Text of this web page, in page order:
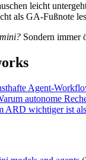
leicht
als GA-Fußnote
Sondern immer
Agent-
autonome
ARD wichtiger ist